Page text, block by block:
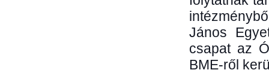
János
csapat az
BME-ről